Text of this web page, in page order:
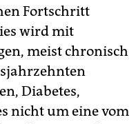
Fortschritt
wird mit
meist chronisch
Diabetes,
nicht um eine vom